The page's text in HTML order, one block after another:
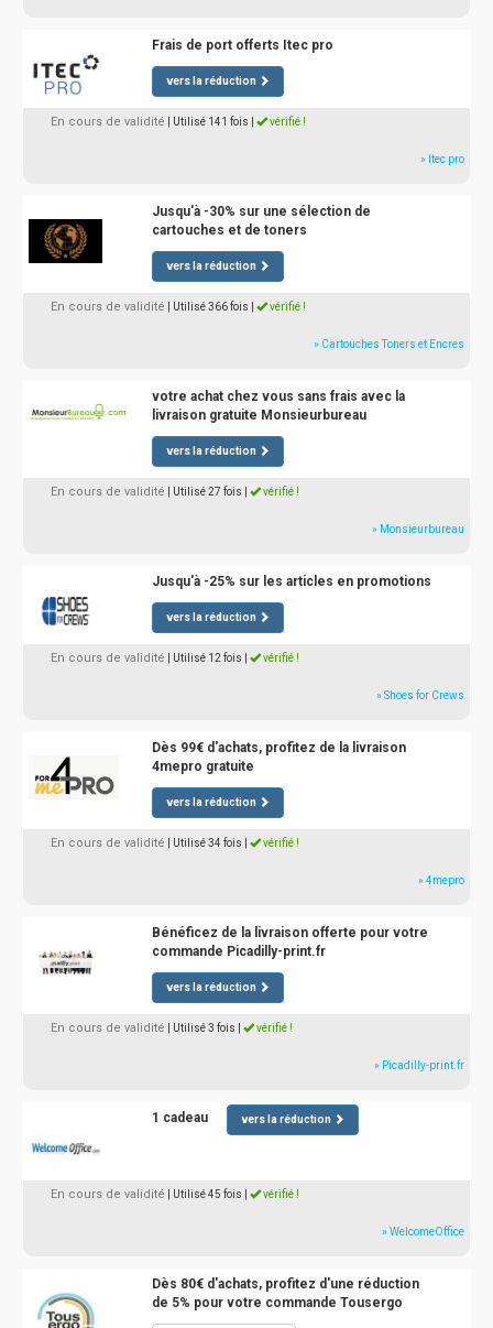
Frais de port offerts Itec pro
vers la réduction
En cours de validité | Utilisé 141 fois vérifié !
» Itec pro
Jusqu'à -30% sur une sélection de
cartouches et de toners
vers la réduction
En cours de validité | Utilisé 366 fois vérifié !
» Cartouches Toners et Encres
votre achat chez vous sans frais avec la
livraison gratuite Monsieurbureau
vers la réduction
En cours de validité | Utilisé 27 fois vérifié !
» Monsieurbureau
Jusqu'à -25% sur les articles en promotions
vers la réduction
En cours de validité | Utilisé 12 fois vérifié !
» Shoes for Crews
Dès 99€ d'achats, profitez de la livraison
4mepro gratuite
vers la réduction
En cours de validité | Utilisé 34 fois vérifié !
» 4mepro
Bénéficez de la livraison offerte pour votre
commande Picadilly-print.fr
vers la réduction
En cours de validité | Utilisé 3 fois vérifié !
» Picadilly-print.fr
1 cadeau vers la réduction
En cours de validité | Utilisé 45 fois vérifié !
» WelcomeOffice
Dès 80€ d'achats, profitez d'une réduction
de 5% pour votre commande Tousergo